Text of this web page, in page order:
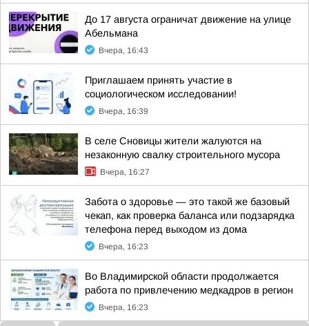
До 17 августа ограничат движение на улице
Абельмана
Вчера, 16:43
Приглашаем принять участие в
социологическом исследовании!
Вчера, 16:39
В селе Сновицы жители жалуются на
незаконную свалку строительного мусора
Вчера, 16:27
Забота о здоровье — это такой же базовый
чекап, как проверка баланса или подзарядка
телефона перед выходом из дома
Вчера, 16:23
Во Владимирской области продолжается
работа по привлечению медкадров в регион
Вчера, 16:23